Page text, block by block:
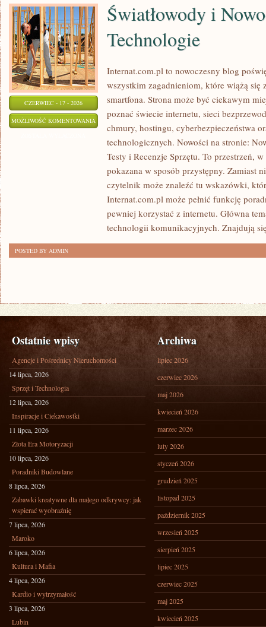
CZERWIEC - 17 - 2026
MOŻLIWOŚĆ KOMENTOWANIA ŚWIATŁOWODY
TECHNOLOGIE
Światłowody i
Technologie
Internat.com.pl to nowoczesny blog
wszystkim zagadnieniom, które wiążą się
smartfona. Strona może być ciekawym
poznać świecie internetu, sieci
chmury, hostingu, cyberbezpieczeństwa
technologicznych. Nowości na stronie:
Testy i Recenzje Sprzętu. To przestrzeń,
pokazana w sposób przystępny. Zamiast
czytelnik może znaleźć tu wskazówki,
Internat.com.pl może pełnić funkcję
pewniej korzystać z internetu. Główna
technologii komunikacyjnych. Znajdują
POSTED BY ADMIN
Ostatnie wpisy
Agencje i Pośrednicy Nieruchomości
14 lipca, 2026
Sprzęt i Technologia
12 lipca, 2026
Inspiracje i Ciekawostki
11 lipca, 2026
Złota Era Motoryzacji
10 lipca, 2026
Poradniki Budowlane
8 lipca, 2026
Zabawki kreatywne dla małego odkrywcy: jak
wspierać wyobraźnię
7 lipca, 2026
Maroko
6 lipca, 2026
Kultura i Mafia
4 lipca, 2026
Kardio i wytrzymałość
3 lipca, 2026
Lubin
Archiwa
lipiec 2026
czerwiec 2026
maj 2026
kwiecień 2026
marzec 2026
luty 2026
styczeń 2026
grudzień 2025
listopad 2025
październik 2025
wrzesień 2025
sierpień 2025
lipiec 2025
czerwiec 2025
maj 2025
kwiecień 2025